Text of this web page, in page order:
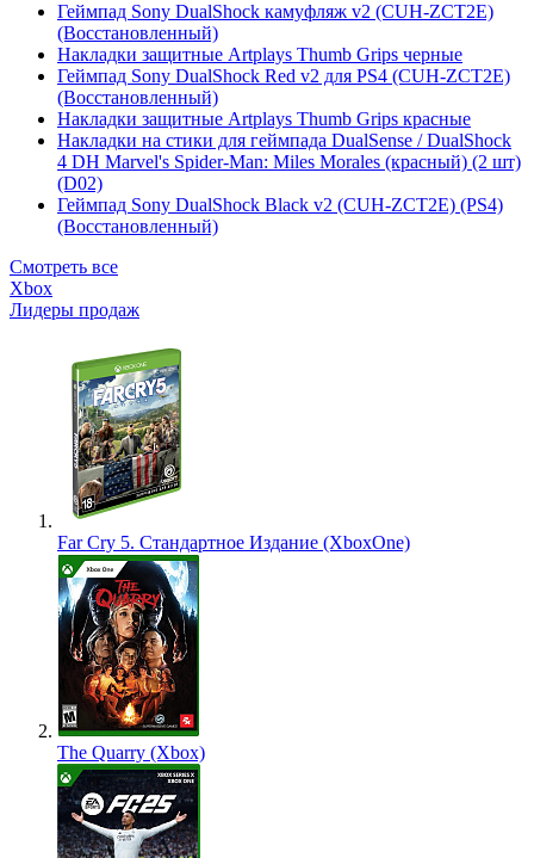
Геймпад Sony DualShock камуфляж v2 (CUH-ZCT2E)
(Восстановленный)
Накладки защитные Artplays Thumb Grips черные
Геймпад Sony DualShock Red v2 для PS4 (CUH-ZCT2E)
(Восстановленный)
Накладки защитные Artplays Thumb Grips красные
Накладки на стики для геймпада DualSense / DualShock
4 DH Marvel's Spider-Man: Miles Morales (красный) (2 шт)
(D02)
Геймпад Sony DualShock Black v2 (CUH-ZCT2E) (PS4)
(Восстановленный)
Смотреть все
Xbox
Лидеры продаж
Far Cry 5. Стандартное Издание (XboxOne)
The Quarry (Xbox)